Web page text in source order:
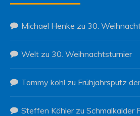
Michael Henke zu 30.
Welt zu 30. Weihnachtsturnier
Tommy kohl zu Frühjahrsputz
Steffen Köhlerzu Schmalkalder